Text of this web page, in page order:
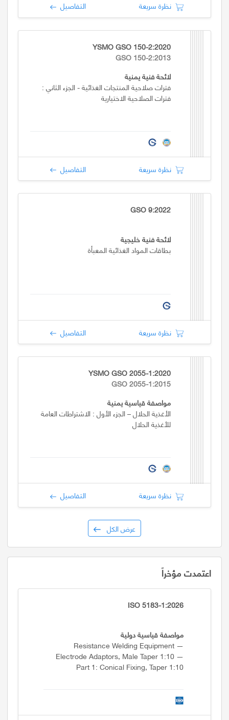
نظرة سريعة التفاصيل
YSMO GSO 150-2:2020
GSO 150-2:2013
لائحة فنية يمنية
فترات صلاحية المنتجات الغذائية - الجزء الثاني :
فترات الصلاحية الاختيارية
نظرة سريعة التفاصيل
GSO 9:2022
لائحة فنية خليجية
بطاقات المواد الغذائية المعبأة
نظرة سريعة التفاصيل
YSMO GSO 2055-1:2020
GSO 2055-1:2015
مواصفة قياسية يمنية
الأغذية الحلال – الجزء الأول : الاشتراطات العامة
للأغذية الحلال
نظرة سريعة التفاصيل
عرض الكل
اعتمدت مؤخراً
ISO 5183-1:2026
مواصفة قياسية دولية
Resistance Welding Equipment —
Electrode Adaptors, Male Taper 1:10 —
Part 1: Conical Fixing, Taper 1:10